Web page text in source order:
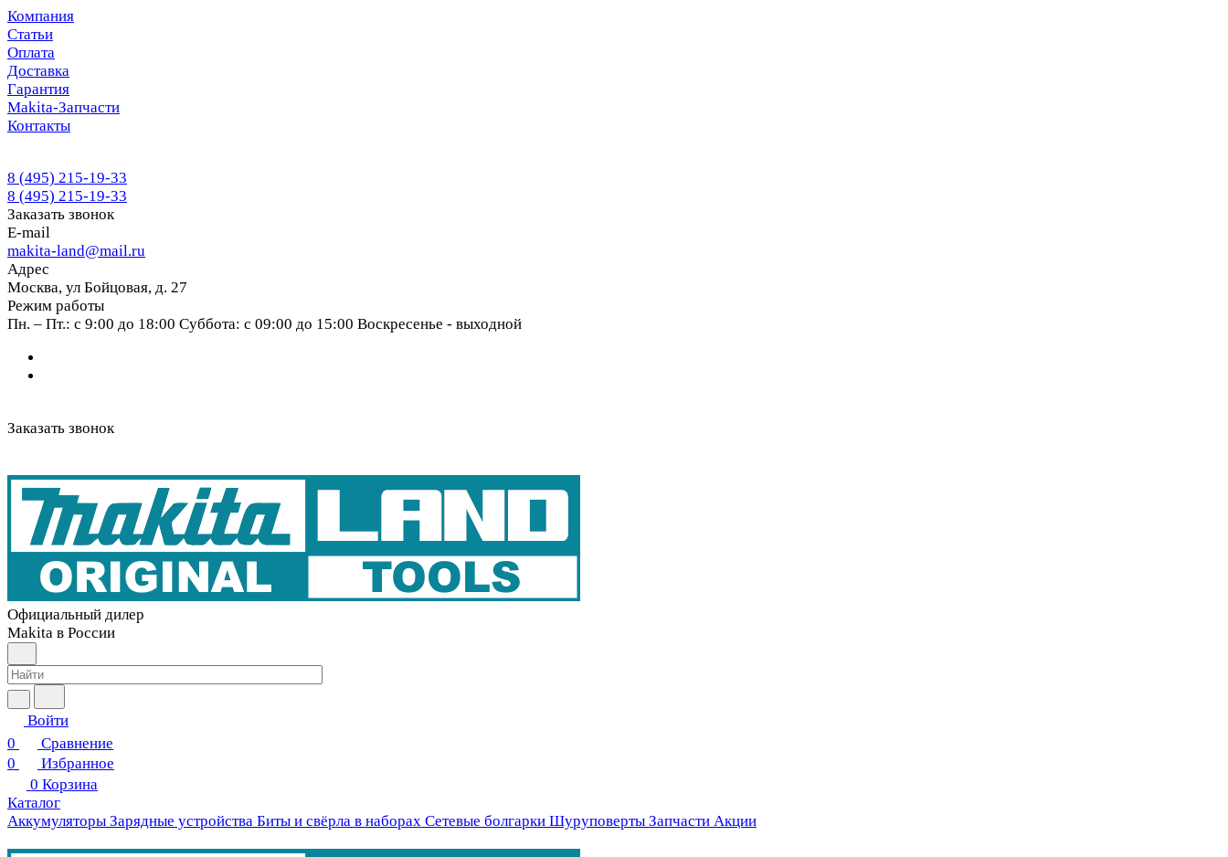
Компания
Статьи
Оплата
Доставка
Гарантия
Makita-Запчасти
Контакты
8 (495) 215-19-33
8 (495) 215-19-33
Заказать звонок
E-mail
makita-land@mail.ru
Адрес
Москва, ул Бойцовая, д. 27
Режим работы
Пн. – Пт.: с 9:00 до 18:00 Суббота: с 09:00 до 15:00 Воскресенье - выходной
Заказать звонок
Официальный дилер
Makita в России
Войти
0
Сравнение
0
Избранное
0 Корзина
Каталог
Аккумуляторы Зарядные устройства Биты и свёрла в наборах Сетевые болгарки Шуруповерты Запчасти Акции